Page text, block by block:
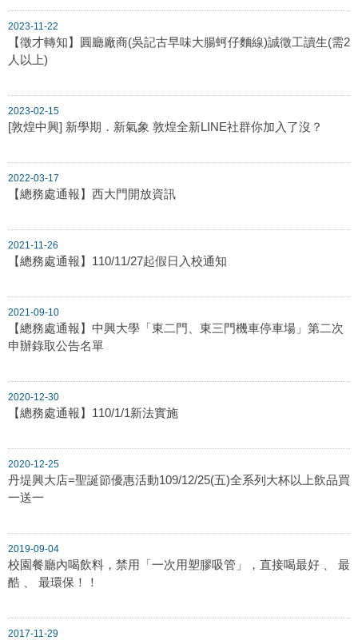
2023-11-22
【徵才轉知】圓廳廠商(吳記古早味大腸蚵仔麵線)誠徵工讀生(需2
人以上)
2023-02-15
[敦煌中興] 新學期．新氣象 敦煌全新LINE社群你加入了沒？
2022-03-17
【總務處通報】西大門開放資訊
2021-11-26
【總務處通報】110/11/27起假日入校通知
2021-09-10
【總務處通報】中興大學「東二門、東三門機車停車場」第二次
申辦錄取公告名單
2020-12-30
【總務處通報】110/1/1新法實施
2020-12-25
丹堤興大店=聖誕節優惠活動109/12/25(五)全系列大杯以上飲品買
一送一
2019-09-04
校園餐廳內喝飲料，禁用「一次用塑膠吸管」，直接喝最好 、 最
酷 、 最環保！！
2017-11-29